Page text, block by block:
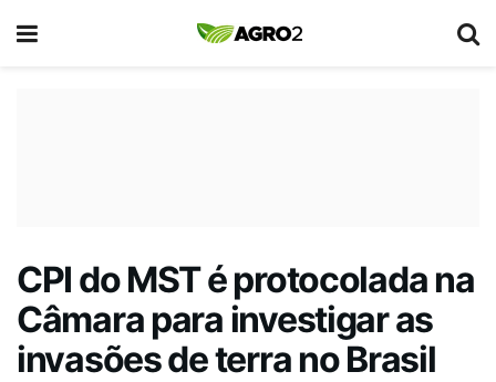
CPI do MST é protocolada na
Câmara para investigar as
invasões de terra no Brasil